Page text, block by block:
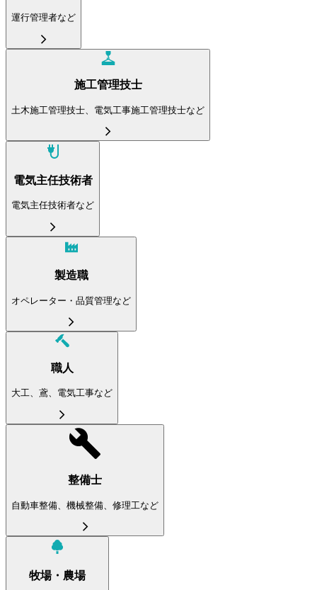
運行管理者など
施工管理技士
土木施工管理技士、電気工事施工管理技士など
電気主任技術者
電気主任技術者など
製造職
オペレーター・品質管理など
職人
大工、鳶、電気工事など
整備士
自動車整備、機械整備、修理工など
牧場・農場